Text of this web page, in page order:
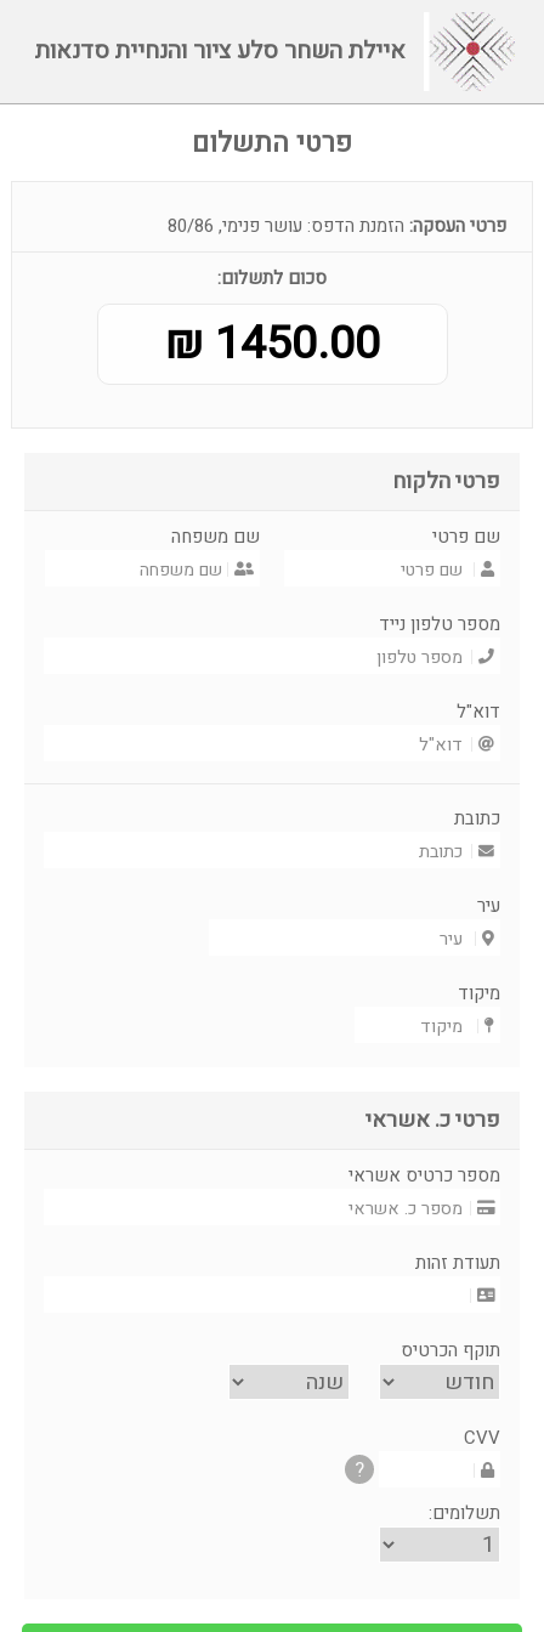
איילת השחר סלע ציור והנחיית סדנאות
פרטי התשלום
פרטי העסקה: הזמנת הדפס: עושר פנימי, 80/86
סכום לתשלום:
1450.00 ₪
פרטי הלקוח
שם פרטי שם משפחה
מספר טלפון נייד
דוא"ל
כתובת
עיר
מיקוד
פרטי כ. אשראי
מספר כרטיס אשראי
תעודת זהות
תוקף הכרטיס
CVV
?
תשלומים: